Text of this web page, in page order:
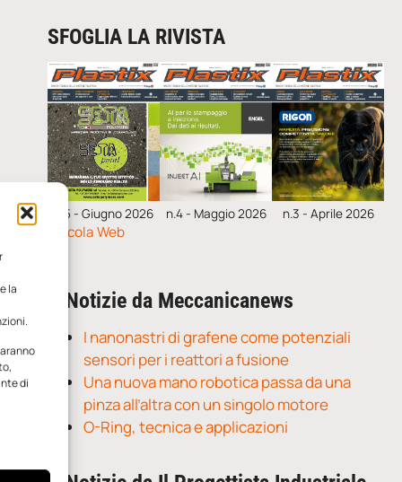
la
di
SFOGLIA LA RIVISTA
n.5 - Giugno 2026 n.4 - Maggio 2026 n.3 - Aprile 2026
Edicola Web
Notizie da Meccanicanews
I nanonastri di grafene come potenziali
sensori per i reattori a fusione
Una nuova mano robotica passa da una
pinza all’altra con un singolo motore
O-Ring, tecnica e applicazioni